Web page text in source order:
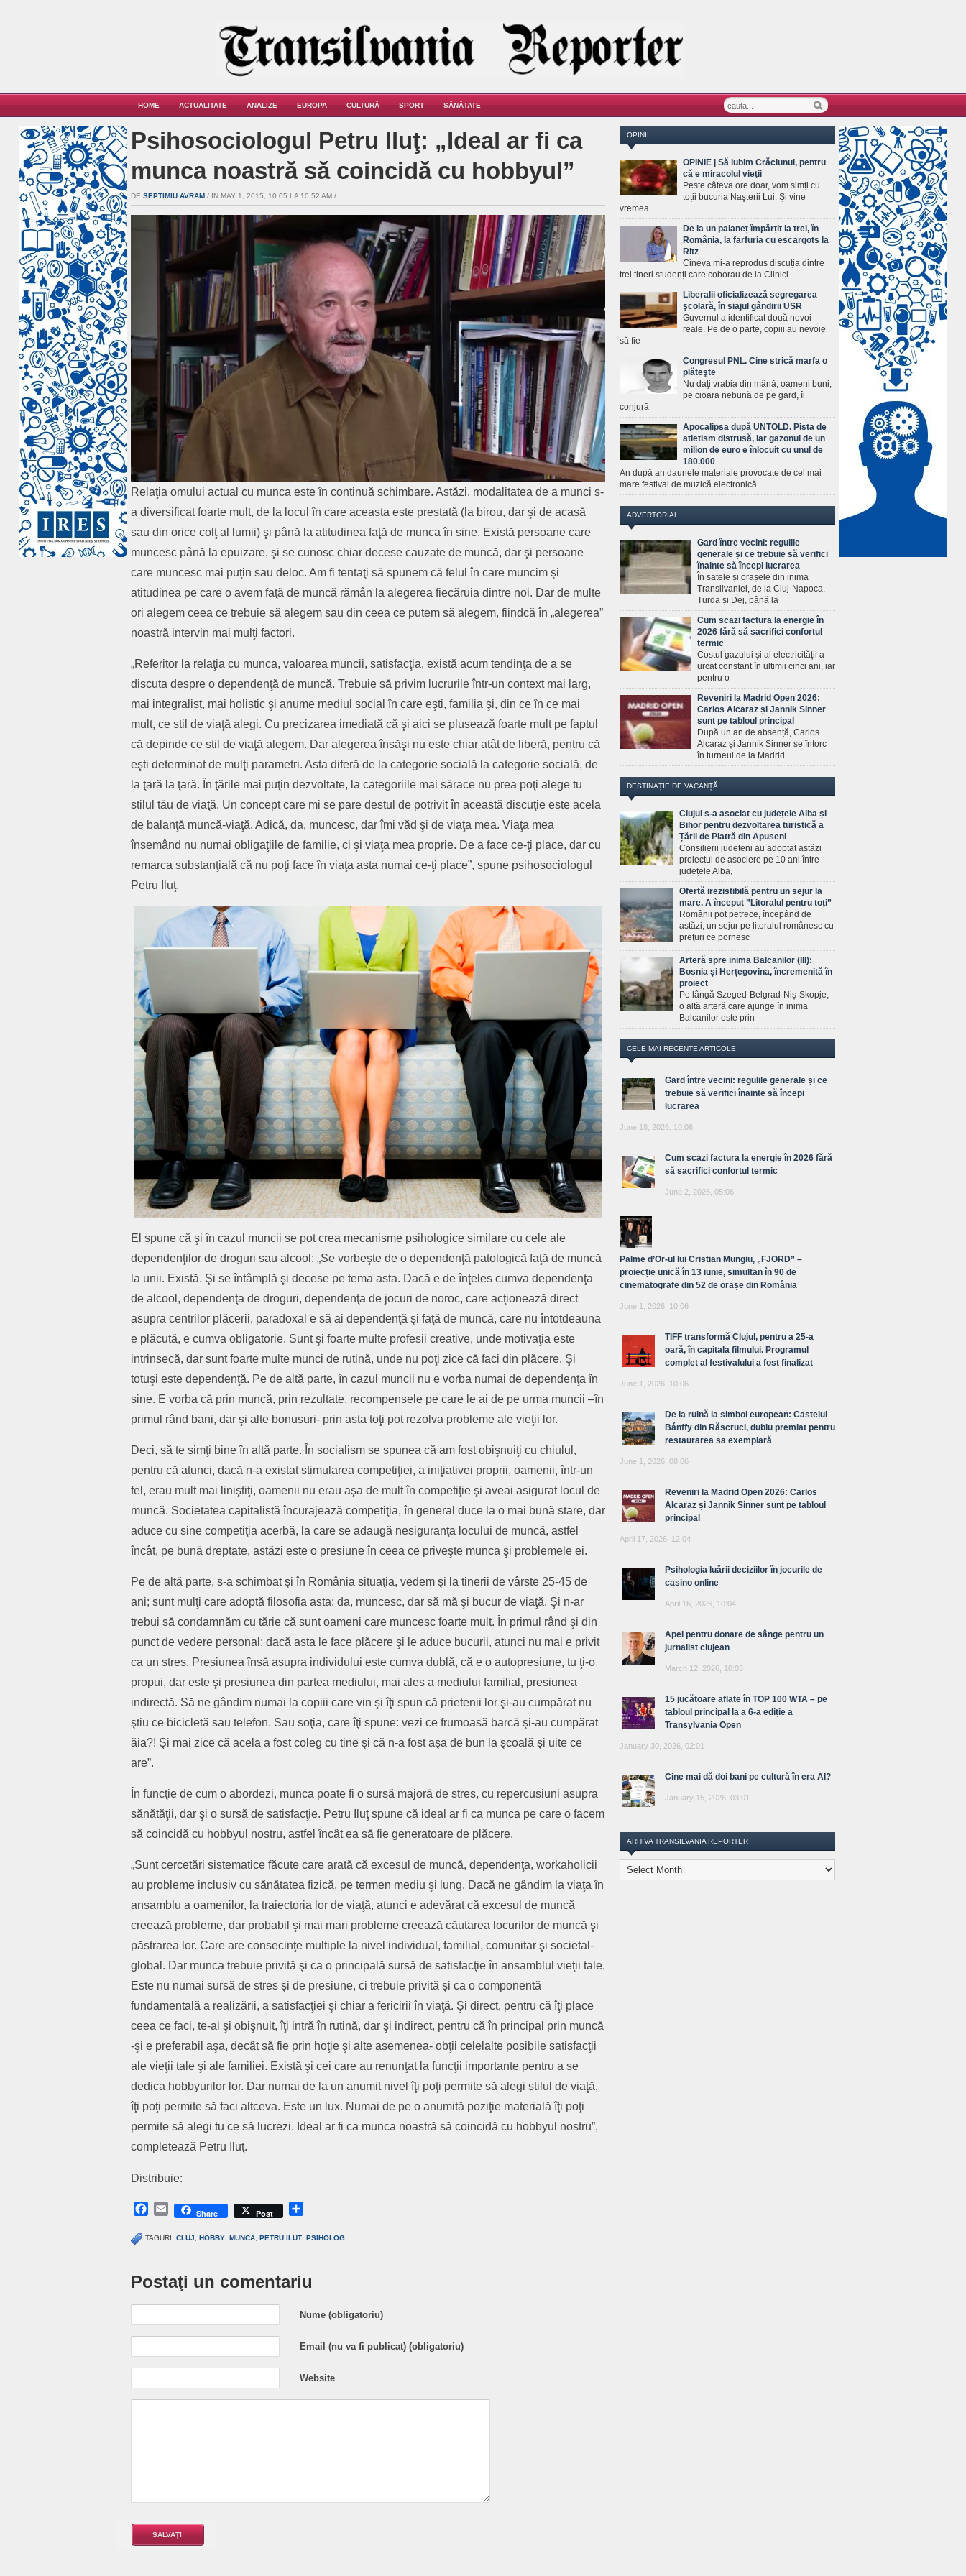
HOME ACTUALITATE ANALIZE EUROPA CULTURĂ SPORT SĂNĂTATE
Psihosociologul Petru Iluţ: „Ideal ar fi ca
munca noastră să coincidă cu hobbyul”
DE SEPTIMIU AVRAM / IN MAY 1, 2015, 10:05 LA 10:52 AM /
Relaţia omului actual cu munca este în continuă schimbare. Astăzi, modalitatea de a munci s-
a diversificat foarte mult, de la locul în care aceasta este prestată (la birou, dar şi de acasă
sau din orice colţ al lumii) şi până la atitudinea faţă de munca în sine. Există persoane care
muncesc până la epuizare, şi se cunosc chiar decese cauzate de muncă, dar şi persoane
care muncesc mai puţin sau deloc. Am fi tentaţi să spunem că felul în care muncim şi
atitudinea pe care o avem faţă de muncă rămân la alegerea fiecăruia dintre noi. Dar de multe
ori alegem ceea ce trebuie să alegem sau din ceea ce putem să alegem, fiindcă în „alegerea”
noastră intervin mai mulţi factori.
„Referitor la relaţia cu munca, valoarea muncii, satisfacţia, există acum tendinţa de a se
discuta despre o dependenţă de muncă. Trebuie să privim lucrurile într-un context mai larg,
mai integralist, mai holistic şi anume mediul social în care eşti, familia şi, din ce în ce mai
mult, ce stil de viaţă alegi. Cu precizarea imediată că şi aici se plusează foarte mult pe faptul
că depinde ce stil de viaţă alegem. Dar alegerea însăşi nu este chiar atât de liberă, pentru că
eşti determinat de mulţi parametri. Asta diferă de la categorie socială la categorie socială, de
la ţară la ţară. În ţările mai puţin dezvoltate, la categoriile mai sărace nu prea poţi alege tu
stilul tău de viaţă. Un concept care mi se pare destul de potrivit în această discuţie este acela
de balanţă muncă-viaţă. Adică, da, muncesc, dar îmi văd şi de viaţa mea. Viaţa mea
însemând nu numai obligaţiile de familie, ci şi viaţa mea proprie. De a face ce-ţi place, dar cu
remarca substanţială că nu poţi face în viaţa asta numai ce-ţi place”, spune psihosociologul
Petru Iluţ.
El spune că şi în cazul muncii se pot crea mecanisme psihologice similare cu cele ale
dependenţilor de droguri sau alcool: „Se vorbeşte de o dependenţă patologică faţă de muncă
la unii. Există. Şi se întâmplă şi decese pe tema asta. Dacă e de înţeles cumva dependenţa
de alcool, dependenţa de droguri, dependenţa de jocuri de noroc, care acţionează direct
asupra centrilor plăcerii, paradoxal e să ai dependenţă şi faţă de muncă, care nu întotdeauna
e plăcută, e cumva obligatorie. Sunt şi foarte multe profesii creative, unde motivaţia este
intrinsecă, dar sunt foarte multe munci de rutină, unde nu poţi zice că faci din plăcere. Şi
totuşi este dependenţă. Pe de altă parte, în cazul muncii nu e vorba numai de dependenţa în
sine. E vorba că prin muncă, prin rezultate, recompensele pe care le ai de pe urma muncii –în
primul rând bani, dar şi alte bonusuri- prin asta toţi pot rezolva probleme ale vieţii lor.
Deci, să te simţi bine în altă parte. În socialism se spunea că am fost obişnuiţi cu chiulul,
pentru că atunci, dacă n-a existat stimularea competiţiei, a iniţiativei proprii, oamenii, într-un
fel, erau mult mai liniştiţi, oamenii nu erau aşa de mult în competiţie şi aveai asigurat locul de
muncă. Societatea capitalistă încurajează competiţia, în general duce la o mai bună stare, dar
aduce cu sine competiţia acerbă, la care se adaugă nesiguranţa locului de muncă, astfel
încât, pe bună dreptate, astăzi este o presiune în ceea ce priveşte munca şi problemele ei.
Pe de altă parte, s-a schimbat şi în România situaţia, vedem şi la tinerii de vârste 25-45 de
ani; sunt mulţi care adoptă filosofia asta: da, muncesc, dar să mă şi bucur de viaţă. Şi n-ar
trebui să condamnăm cu tărie că sunt oameni care muncesc foarte mult. În primul rând şi din
punct de vedere personal: dacă asta le face plăcere şi le aduce bucurii, atunci nu mai e privit
ca un stres. Presiunea însă asupra individului este cumva dublă, că e o autopresiune, tu ţi-o
propui, dar este şi presiunea din partea mediului, mai ales a mediului familial, presiunea
indirectă. Să ne gândim numai la copiii care vin şi îţi spun că prietenii lor şi-au cumpărat nu
ştiu ce bicicletă sau telefon. Sau soţia, care îţi spune: vezi ce frumoasă barcă şi-au cumpărat
ăia?! Şi mai zice că acela a fost coleg cu tine şi că n-a fost aşa de bun la şcoală şi uite ce
are”.
În funcţie de cum o abordezi, munca poate fi o sursă majoră de stres, cu repercusiuni asupra
sănătăţii, dar şi o sursă de satisfacţie. Petru Iluţ spune că ideal ar fi ca munca pe care o facem
să coincidă cu hobbyul nostru, astfel încât ea să fie generatoare de plăcere.
„Sunt cercetări sistematice făcute care arată că excesul de muncă, dependenţa, workaholicii
au probleme inclusiv cu sănătatea fizică, pe termen mediu şi lung. Dacă ne gândim la viaţa în
ansamblu a oamenilor, la traiectoria lor de viaţă, atunci e adevărat că excesul de muncă
creează probleme, dar probabil şi mai mari probleme creează căutarea locurilor de muncă şi
păstrarea lor. Care are consecinţe multiple la nivel individual, familial, comunitar şi societal-
global. Dar munca trebuie privită şi ca o principală sursă de satisfacţie în ansamblul vieţii tale.
Este nu numai sursă de stres şi de presiune, ci trebuie privită şi ca o componentă
fundamentală a realizării, a satisfacţiei şi chiar a fericirii în viaţă. Şi direct, pentru că îţi place
ceea ce faci, te-ai şi obişnuit, îţi intră în rutină, dar şi indirect, pentru că în principal prin muncă
-şi e preferabil aşa, decât să fie prin hoţie şi alte asemenea- obţii celelalte posibile satisfacţii
ale vieţii tale şi ale familiei. Există şi cei care au renunţat la funcţii importante pentru a se
dedica hobbyurilor lor. Dar numai de la un anumit nivel îţi poţi permite să alegi stilul de viaţă,
îţi poţi permite să faci altceva. Este un lux. Numai de pe o anumită poziţie materială îţi poţi
permite să alegi tu ce să lucrezi. Ideal ar fi ca munca noastră să coincidă cu hobbyul nostru”,
completează Petru Iluţ.
Distribuie:
Facebook
EmailShare Post
TAGURI: CLUJ HOBBY MUNCA PETRU ILUT PSIHOLOG
Postaţi un comentariu
Nume (obligatoriu)
Email (nu va fi publicat) (obligatoriu)
Website
OPINII
OPINIE | Să iubim Crăciunul, pentru
că e miracolul vieţii
Peste câteva ore doar, vom simți cu
toții bucuria Naşterii Lui. Și vine
vremea
De la un palaneț împărțit la trei, în
România, la farfuria cu escargots la
Ritz
Cineva mi-a reprodus discuția dintre
trei tineri studenți care coborau de la Clinici.
Liberalii oficializează segregarea
şcolară, în siajul gândirii USR
Guvernul a identificat două nevoi
reale. Pe de o parte, copiii au nevoie
să fie
Congresul PNL. Cine strică marfa o
plăteşte
Nu daţi vrabia din mână, oameni buni,
pe cioara nebună de pe gard, îi
conjură
Apocalipsa după UNTOLD. Pista de
atletism distrusă, iar gazonul de un
milion de euro e înlocuit cu unul de
180.000
An după an daunele materiale provocate de cel mai
mare festival de muzică electronică
ADVERTORIAL
Gard între vecini: regulile
generale și ce trebuie să verifici
înainte să începi lucrarea
În satele și orașele din inima
Transilvaniei, de la Cluj-Napoca,
Turda și Dej, până la
Cum scazi factura la energie în
2026 fără să sacrifici confortul
termic
Costul gazului și al electricității a
urcat constant în ultimii cinci ani, iar
pentru o
Reveniri la Madrid Open 2026:
Carlos Alcaraz și Jannik Sinner
sunt pe tabloul principal
După un an de absență, Carlos
Alcaraz și Jannik Sinner se întorc
în turneul de la Madrid.
DESTINAȚIE DE VACANȚĂ
Clujul s-a asociat cu județele Alba și
Bihor pentru dezvoltarea turistică a
Țării de Piatră din Apuseni
Consilierii județeni au adoptat astăzi
proiectul de asociere pe 10 ani între
județele Alba,
Ofertă irezistibilă pentru un sejur la
mare. A început ”Litoralul pentru toți”
Românii pot petrece, începând de
astăzi, un sejur pe litoralul românesc cu
preţuri ce pornesc
Arteră spre inima Balcanilor (III):
Bosnia și Herțegovina, încremenită în
proiect
Pe lângă Szeged-Belgrad-Niș-Skopje,
o altă arteră care ajunge în inima
Balcanilor este prin
CELE MAI RECENTE ARTICOLE
Gard între vecini: regulile generale și ce
trebuie să verifici înainte să începi
lucrarea
June 18, 2026, 10:06
Cum scazi factura la energie în 2026 fără
să sacrifici confortul termic
June 2, 2026, 05:06
Palme d’Or-ul lui Cristian Mungiu, „FJORD” –
proiecție unică în 13 iunie, simultan în 90 de
cinematografe din 52 de orașe din România
June 1, 2026, 10:06
TIFF transformă Clujul, pentru a 25-a
oară, în capitala filmului. Programul
complet al festivalului a fost finalizat
June 1, 2026, 10:06
De la ruină la simbol european: Castelul
Bánffy din Răscruci, dublu premiat pentru
restaurarea sa exemplară
June 1, 2026, 08:06
Reveniri la Madrid Open 2026: Carlos
Alcaraz și Jannik Sinner sunt pe tabloul
principal
April 17, 2026, 12:04
Psihologia luării deciziilor în jocurile de
casino online
April 16, 2026, 10:04
Apel pentru donare de sânge pentru un
jurnalist clujean
March 12, 2026, 10:03
15 jucătoare aflate în TOP 100 WTA – pe
tabloul principal la a 6-a ediție a
Transylvania Open
January 30, 2026, 02:01
Cine mai dă doi bani pe cultură în era AI?
January 15, 2026, 03:01
ARHIVA TRANSILVANIA REPORTER
Arhiva
Transilvania